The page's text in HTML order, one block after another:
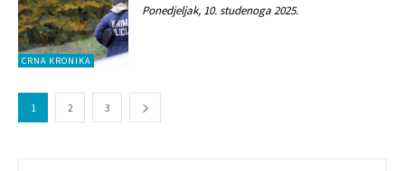
CRNA KRONIKA
Ponedjeljak, 10. studenoga 2025.
1 2 3